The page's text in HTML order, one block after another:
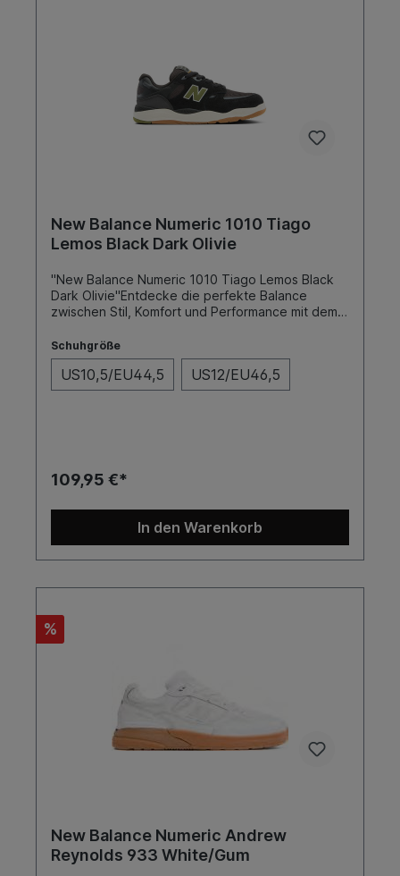
New Balance Numeric 1010 Tiago
Lemos Black Dark Olivie
"New Balance Numeric 1010 Tiago Lemos Black
Dark Olivie"Entdecke die perfekte Balance
zwischen Stil, Komfort und Performance mit dem
Zusammenarbeit mit Skateboarding-Ikone Tiago
Lemos. Dieser Skateschuh vereint modernste
Technologie mit einem ansprechenden Design,
um sowohl Profis als auch ambitionierten Skatern
Schuhgröße
US10,5/EU44,5 US12/EU46,5
109,95 €*
In den Warenkorb
%
New Balance Numeric Andrew
Reynolds 933 White/Gum